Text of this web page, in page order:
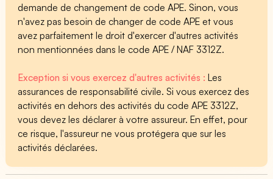
demande de changement de code APE. Sinon, vous
n'avez pas besoin de changer de code APE et vous
avez parfaitement le droit d'exercer d'autres activités
non mentionnées dans le code APE / NAF 3312Z.
Exception si vous exercez d'autres activités :Les
assurances de responsabilité civile. Si vous exercez des
activités en dehors des activités du code APE 3312Z,
vous devez les déclarer à votre assureur. En effet, pour
ce risque, l'assureur ne vous protégera que sur les
activités déclarées.